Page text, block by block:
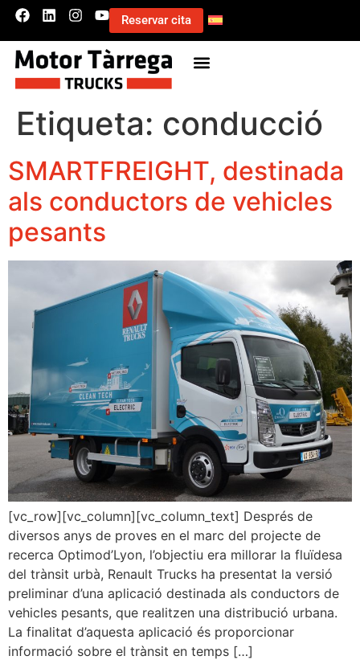
Reservar cita
Etiqueta: conducció
SMARTFREIGHT, destinada
als conductors de vehicles
pesants
[vc_row][vc_column][vc_column_text] Després de
diversos anys de proves en el marc del projecte de
recerca Optimod’Lyon, l’objectiu era millorar la fluïdesa
del trànsit urbà, Renault Trucks ha presentat la versió
preliminar d’una aplicació destinada als conductors de
vehicles pesants, que realitzen una distribució urbana.
La finalitat d’aquesta aplicació és proporcionar
informació sobre el trànsit en temps […]